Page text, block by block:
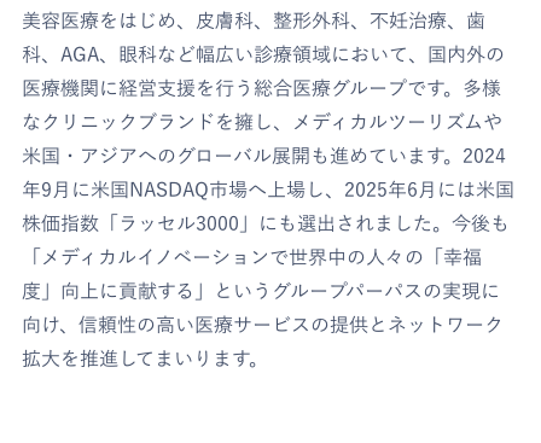
美容医療をはじめ、皮膚科、整形外科、不妊治療、歯
科、AGA、眼科など幅広い診療領域において、国内外の
医療機関に経営支援を行う総合医療グループです。多様
なクリニックブランドを擁し、メディカルツーリズムや
米国・アジアへのグローバル展開も進めています。2024
年9月に米国NASDAQ市場へ上場し、2025年6月には米国
株価指数「ラッセル3000」にも選出されました。今後も
「メディカルイノベーションで世界中の人々の「幸福
度」向上に貢献する」というグループパーパスの実現に
向け、信頼性の高い医療サービスの提供とネットワーク
拡大を推進してまいります。